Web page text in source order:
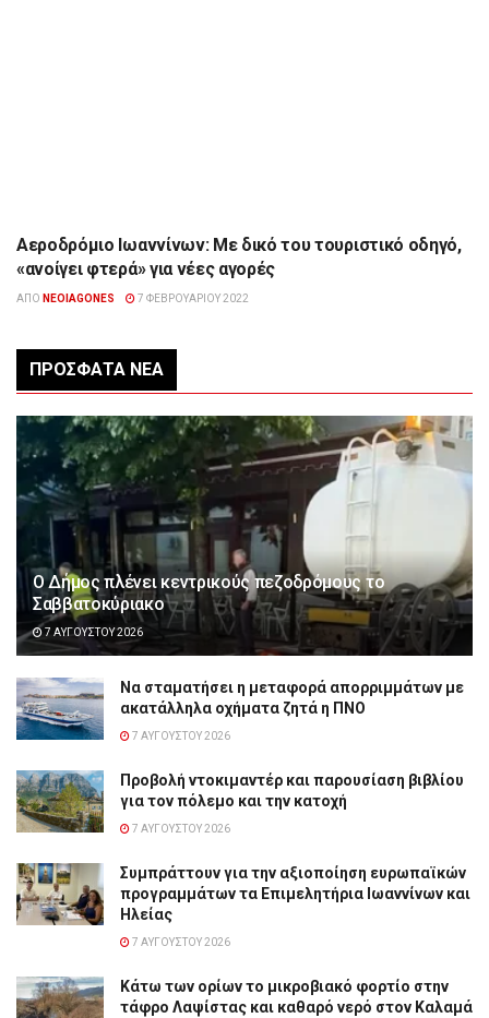
ΉΠΕΙΡΟΣ
Αεροδρόμιο Ιωαννίνων: Με δικό του τουριστικό οδηγό,
«ανοίγει φτερά» για νέες αγορές
ΑΠΌ NEOIAGONES 7 ΦΕΒΡΟΥΑΡΊΟΥ 2022
ΠΡΌΣΦΑΤΑ ΝΈΑ
Ο Δήμος πλένει κεντρικούς πεζοδρόμους το
Σαββατοκύριακο
7 ΑΥΓΟΎΣΤΟΥ 2026
Να σταματήσει η μεταφορά απορριμμάτων με
ακατάλληλα οχήματα ζητά η ΠΝΟ
7 ΑΥΓΟΎΣΤΟΥ 2026
Προβολή ντοκιμαντέρ και παρουσίαση βιβλίου
για τον πόλεμο και την κατοχή
7 ΑΥΓΟΎΣΤΟΥ 2026
Συμπράττουν για την αξιοποίηση ευρωπαϊκών
προγραμμάτων τα Επιμελητήρια Ιωαννίνων και
Ηλείας
7 ΑΥΓΟΎΣΤΟΥ 2026
Κάτω των ορίων το μικροβιακό φορτίο στην
τάφρο Λαψίστας και καθαρό νερό στον Καλαμά